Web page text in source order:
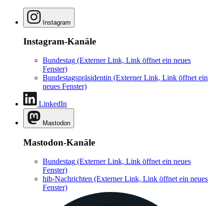
Instagram
Instagram-Kanäle
Bundestag (Externer Link, Link öffnet ein neues
Fenster)
Bundestagspräsidentin (Externer Link, Link öffnet ein
neues Fenster)
LinkedIn
Mastodon
Mastodon-Kanäle
Bundestag (Externer Link, Link öffnet ein neues
Fenster)
hib-Nachrichten (Externer Link, Link öffnet ein neues
Fenster)